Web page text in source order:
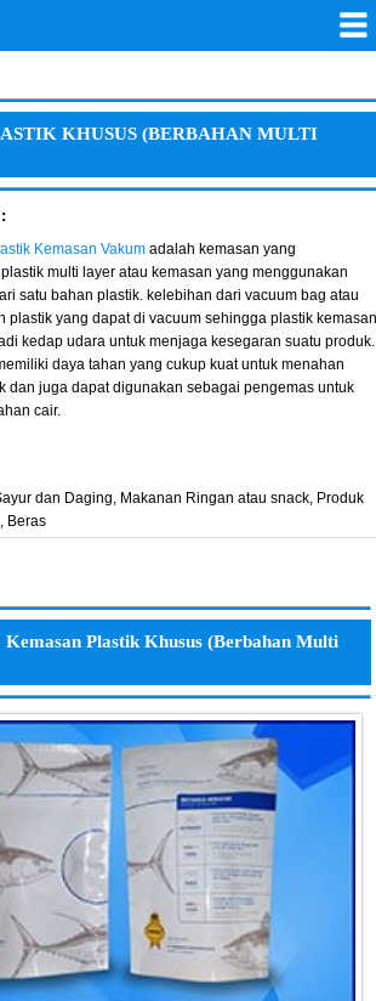
KHUSUS (BERBAHAN MULTI
Kemasan Vakum adalah kemasan yang
multi layer atau kemasan yang menggunakan
satu bahan plastik. kelebihan dari vacuum bag atau
plastik yang dapat di vacuum sehingga plastik
kedap udara untuk menjaga kesegaran suatu produk.
daya tahan yang cukup kuat untuk menahan
dan juga dapat digunakan sebagai pengemas untuk
cair.
dan Daging, Makanan Ringan atau snack, Produk
Beras
Plastik Khusus (Berbahan Multi